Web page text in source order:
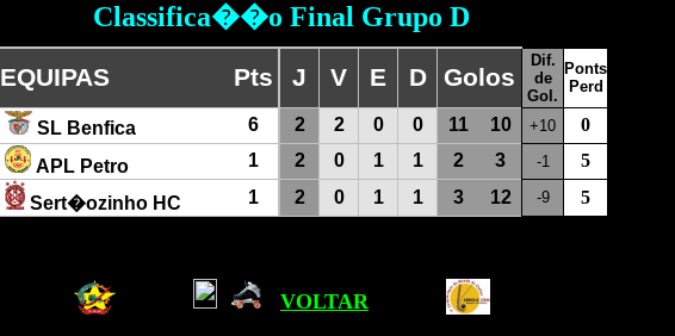
Classifica��o Final Grupo D
EQUIPAS Pts J V E D Golos
Dif.
de
Gol.
Ponts
Perd
SL Benfica 6 2 2 0 0 11 10 +10
0
APL Petro 1 2 0 1 1 2 3 -1
5
Sert�ozinho HC 1 2 0 1 1 3 12 -9 5
VOLTAR